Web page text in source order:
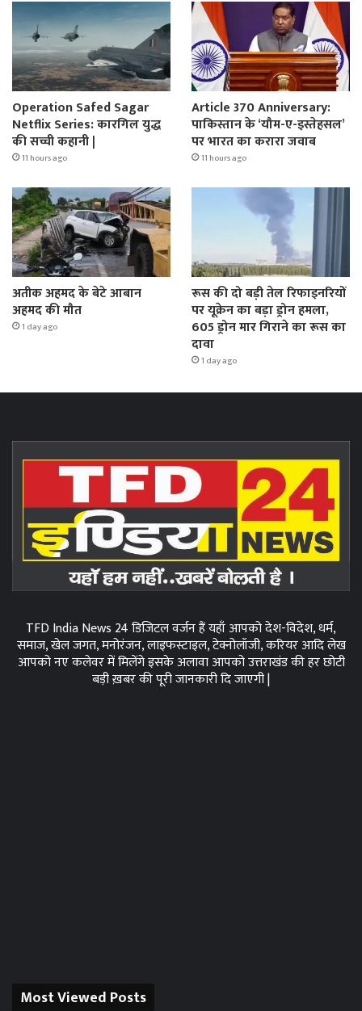
Operation Safed Sagar
Netflix Series: कारगिल युद्ध
की सच्ची कहानी |
11 hours ago
Article 370 Anniversary:
पाकिस्तान के ‘यौम-ए-इस्तेहसल’
पर भारत का करारा जवाब
11 hours ago
अतीक अहमद के बेटे आबान
अहमद की मौत
1 day ago
रूस की दो बड़ी तेल रिफाइनरियों
पर यूक्रेन का बड़ा ड्रोन हमला,
605 ड्रोन मार गिराने का रूस का
दावा
1 day ago
TFD India News 24 डिजिटल वर्जन हैं यहाँ आपको देश-विदेश, धर्म,
समाज, खेल जगत, मनोरंजन, लाइफस्टाइल, टेक्नोलॉजी, करियर आदि लेख
आपको नए कलेवर में मिलेंगे इसके अलावा आपको उत्तराखंड की हर छोटी
बड़ी ख़बर की पूरी जानकारी दि जाएगी |
Most Viewed Posts